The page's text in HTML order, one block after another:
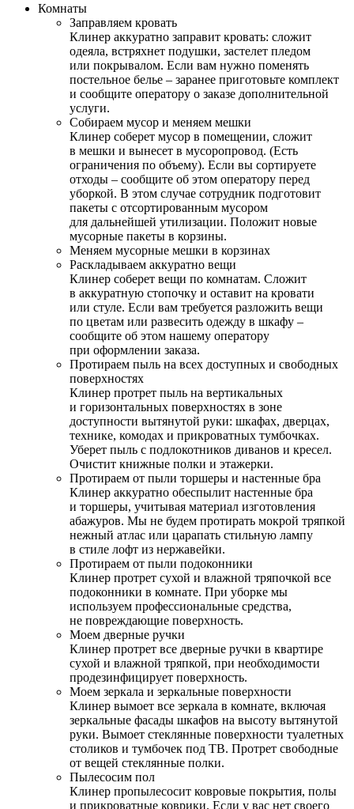
Комнаты
Заправляем кровать
Клинер аккуратно заправит кровать: сложит
одеяла, встряхнет подушки, застелет пледом
или покрывалом. Если вам нужно поменять
постельное белье – заранее приготовьте комплект
и сообщите оператору о заказе дополнительной
услуги.
Собираем мусор и меняем мешки
Клинер соберет мусор в помещении, сложит
в мешки и вынесет в мусоропровод. (Есть
ограничения по объему). Если вы сортируете
отходы – сообщите об этом оператору перед
уборкой. В этом случае сотрудник подготовит
пакеты с отсортированным мусором
для дальнейшей утилизации. Положит новые
мусорные пакеты в корзины.
Меняем мусорные мешки в корзинах
Раскладываем аккуратно вещи
Клинер соберет вещи по комнатам. Сложит
в аккуратную стопочку и оставит на кровати
или стуле. Если вам требуется разложить вещи
по цветам или развесить одежду в шкафу –
сообщите об этом нашему оператору
при оформлении заказа.
Протираем пыль на всех доступных и свободных
поверхностях
Клинер протрет пыль на вертикальных
и горизонтальных поверхностях в зоне
доступности вытянутой руки: шкафах, дверцах,
технике, комодах и прикроватных тумбочках.
Уберет пыль с подлокотников диванов и кресел.
Очистит книжные полки и этажерки.
Протираем от пыли торшеры и настенные бра
Клинер аккуратно обеспылит настенные бра
и торшеры, учитывая материал изготовления
абажуров. Мы не будем протирать мокрой тряпкой
нежный атлас или царапать стильную лампу
в стиле лофт из нержавейки.
Протираем от пыли подоконники
Клинер протрет сухой и влажной тряпочкой все
подоконники в комнате. При уборке мы
используем профессиональные средства,
не повреждающие поверхность.
Моем дверные ручки
Клинер протрет все дверные ручки в квартире
сухой и влажной тряпкой, при необходимости
продезинфицирует поверхность.
Моем зеркала и зеркальные поверхности
Клинер вымоет все зеркала в комнате, включая
зеркальные фасады шкафов на высоту вытянутой
руки. Вымоет стеклянные поверхности туалетных
столиков и тумбочек под ТВ. Протрет свободные
от вещей стеклянные полки.
Пылесосим пол
Клинер пропылесосит ковровые покрытия, полы
и прикроватные коврики. Если у вас нет своего